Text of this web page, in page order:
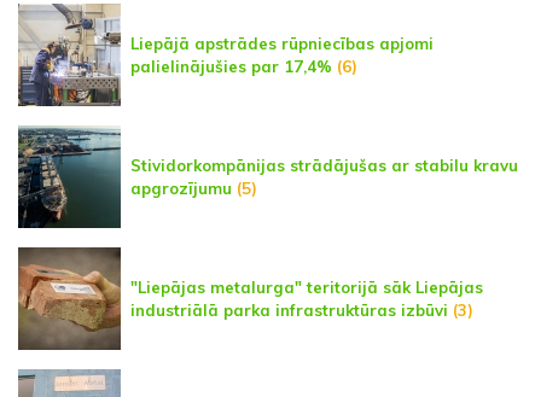
Liepājā apstrādes rūpniecības apjomi
palielinājušies par 17,4% (6)
Stividorkompānijas strādājušas ar stabilu kravu
apgrozījumu (5)
"Liepājas metalurga" teritorijā sāk Liepājas
industriālā parka infrastruktūras izbūvi (3)